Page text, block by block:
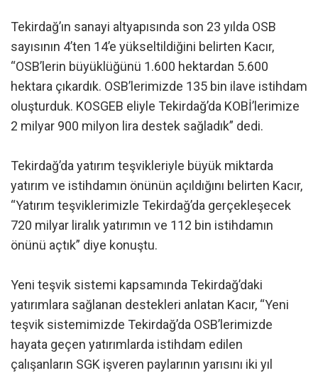
Tekirdağ’ın sanayi altyapısında son 23 yılda OSB
sayısının 4’ten 14’e yükseltildiğini belirten Kacır,
“OSB’lerin büyüklüğünü 1.600 hektardan 5.600
hektara çıkardık. OSB’lerimizde 135 bin ilave istihdam
oluşturduk. KOSGEB eliyle Tekirdağ’da KOBİ’lerimize
2 milyar 900 milyon lira destek sağladık” dedi.
Tekirdağ’da yatırım teşvikleriyle büyük miktarda
yatırım ve istihdamın önünün açıldığını belirten Kacır,
“Yatırım teşviklerimizle Tekirdağ’da gerçekleşecek
720 milyar liralık yatırımın ve 112 bin istihdamın
önünü açtık” diye konuştu.
Yeni teşvik sistemi kapsamında Tekirdağ’daki
yatırımlara sağlanan destekleri anlatan Kacır, “Yeni
teşvik sistemimizde Tekirdağ’da OSB’lerimizde
hayata geçen yatırımlarda istihdam edilen
çalışanların SGK işveren paylarının yarısını iki yıl